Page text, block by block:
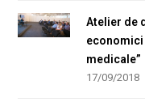
Atelier de
economici
medicale”
17/09/2018